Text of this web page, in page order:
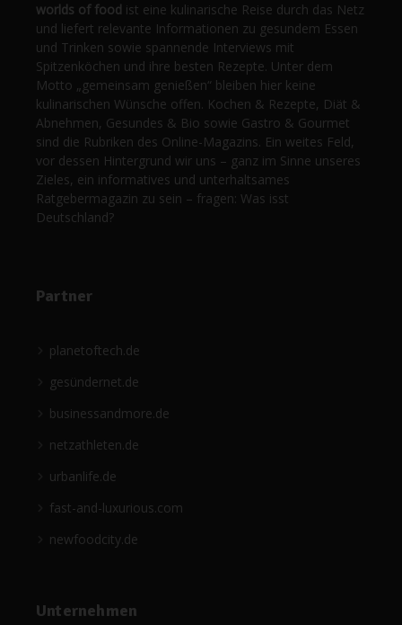
worlds of food ist eine kulinarische Reise durch das Netz
und liefert relevante Informationen zu gesundem Essen
und Trinken sowie spannende Interviews mit
Spitzenköchen und ihre besten Rezepte. Unter dem
Motto „gemeinsam genießen“ bleiben hier keine
kulinarischen Wünsche offen. Kochen & Rezepte, Diät &
Abnehmen, Gesundes & Bio sowie Gastro & Gourmet
sind die Rubriken des Online-Magazins. Ein weites Feld,
vor dessen Hintergrund wir uns – ganz im Sinne unseres
Zieles, ein informatives und unterhaltsames
Ratgebermagazin zu sein – fragen: Was isst
Deutschland?
Partner
planetoftech.de
gesündernet.de
businessandmore.de
netzathleten.de
urbanlife.de
fast-and-luxurious.com
newfoodcity.de
Unternehmen